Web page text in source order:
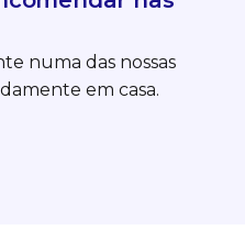
numa das nossas
em casa.